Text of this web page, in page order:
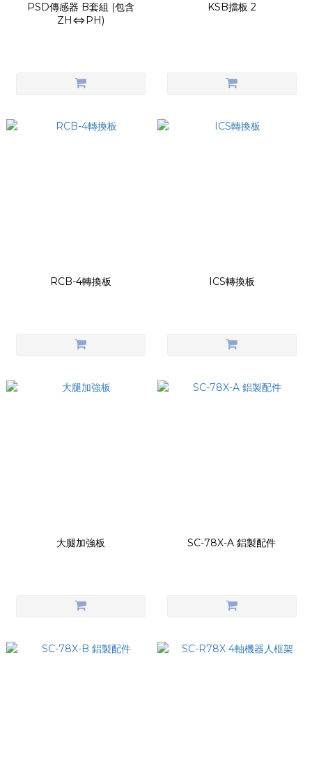
PSD傳感器 B套組 (包含
ZH⇔PH)
KSB擋板 2
RCB-4轉換板 ICS轉換板
大腿加強板 SC-78X-A 鋁製配件